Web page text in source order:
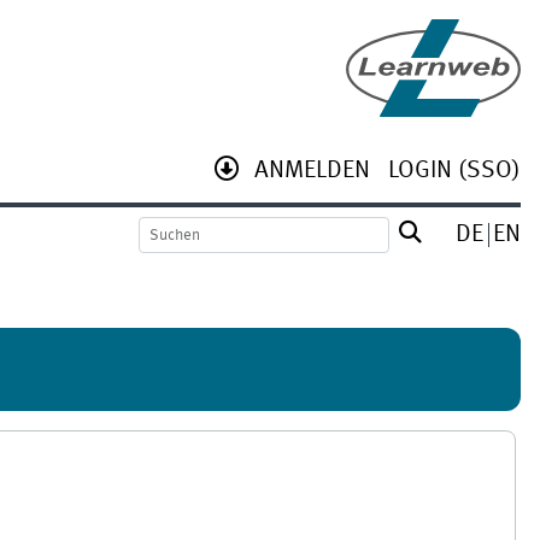
ANMELDEN LOGIN (SSO)
DE EN